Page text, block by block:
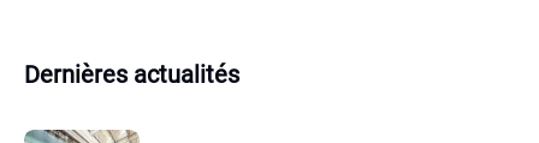
Dernières actualités